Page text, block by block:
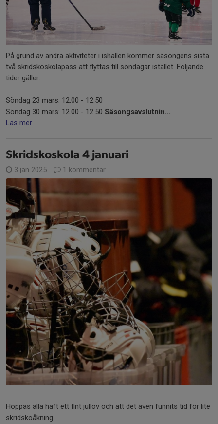
På grund av andra aktiviteter i ishallen kommer säsongens sista
två skridskoskolapass att flyttas till söndagar istället. Följande
tider gäller:
Söndag 23 mars: 12.00 - 12.50
Söndag 30 mars: 12.00 - 12.50 Säsongsavslutnin...
Läs mer
Skridskoskola 4 januari
3 jan 2025 1 kommentar
Hoppas alla haft ett fint jullov och att det även funnits tid för lite
skridskoåkning.